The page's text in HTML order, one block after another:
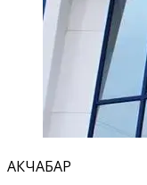
АКЧАБАР